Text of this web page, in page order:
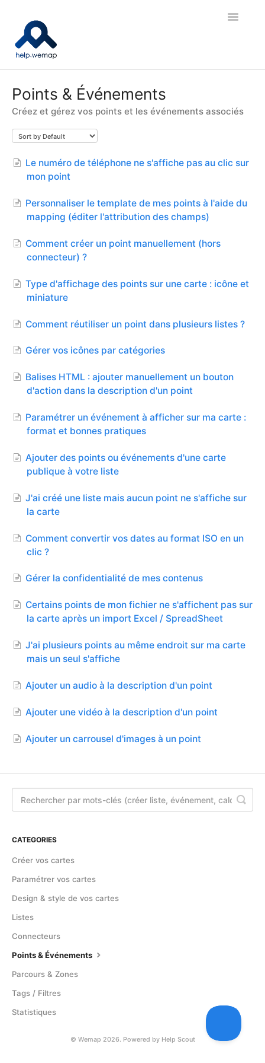
Toggle
🗺️ Cartes et contenus
🧭 Navigation et Réalité Augmentée
🧩 Intégration
📤 API et export de données
Contact
Points & Événements
Créez et gérez vos points et les événements associés
Le numéro de téléphone ne s'affiche pas au clic sur
mon point
Personnaliser le template de mes points à l'aide du
mapping (éditer l'attribution des champs)
Comment créer un point manuellement (hors
connecteur) ?
Type d'affichage des points sur une carte : icône et
miniature
Comment réutiliser un point dans plusieurs listes ?
Gérer vos icônes par catégories
Balises HTML : ajouter manuellement un bouton
d'action dans la description d'un point
Paramétrer un événement à afficher sur ma carte :
format et bonnes pratiques
Ajouter des points ou événements d'une carte
publique à votre liste
J'ai créé une liste mais aucun point ne s'affiche sur
la carte
Comment convertir vos dates au format ISO en un
clic ?
Gérer la confidentialité de mes contenus
Certains points de mon fichier ne s'affichent pas sur
la carte après un import Excel / SpreadSheet
J'ai plusieurs points au même endroit sur ma carte
mais un seul s'affiche
Ajouter un audio à la description d'un point
Ajouter une vidéo à la description d'un point
Ajouter un carrousel d'images à un point
CATEGORIES
Créer vos cartes
Paramétrer vos cartes
Design & style de vos cartes
Listes
Connecteurs
Points & Événements
Parcours & Zones
Tags / Filtres
Statistiques
© Wemap 2026. Powered by Help Scout